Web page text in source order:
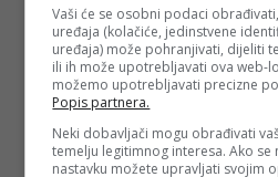
Može li Badel preuzeti
njega samog
Posebno je zanimljivo da je Badel
od biznisa koji želi preuzeti.
podacima, Badel 1862 je prošle
oko 88,8 miliona eura i EBITDA-u
To znači da Badel pokušava
Vaši će se osobni podaci
uređaja (kolačiće, jedinstvene
uređaja) može pohranjivati, dijeliti
ili ih može upotrebljavati ova web-
možemo upotrebljavati precizne
Popis partnera.
Neki dobavljači mogu obrađivati
temelju legitimnog interesa. Ako se
nastavku možete upravljati svojim